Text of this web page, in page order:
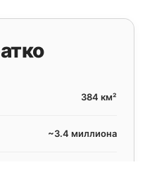
384 км²
~3.4 миллиона